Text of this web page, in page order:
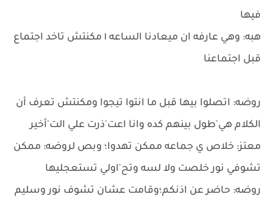
فيها
هبه: وهي عارفه ان ميعادنا الساعه ١ مكنتش تاخد اجتماع
قبل اجتماعنا
روضه: اتصلوا بيها قبل ما انتوا تيجوا ومكنتش تعرف أن
الكلام هي'طول بينهم كده وانا اعت'ذرت علي الت'أخير
معتز: خلاص ي جماعه ممكن تهدوا؛ وبص لروضه: ممكن
تشوفي نور خلصت ولا لسه وتح'اولي تستعجليها
روضه: حاضر عن اذنكم؛وقامت عشان تشوف نور وسليم